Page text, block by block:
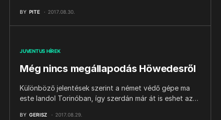
BY PITE 2017.08.30.
JUVENTUS HÍREK
Még nincs megállapodás Höwedesről
Különböző jelentések szerint a német védő gépe ma
este landol Torinóban, így szerdán már át is eshet az…
BY GERISZ 2017.08.29.